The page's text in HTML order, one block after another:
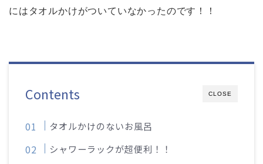
にはタオルかけがついていなかったのです！！
CLOSE
Contents
タオルかけのないお風呂
シャワーラックが超便利！！